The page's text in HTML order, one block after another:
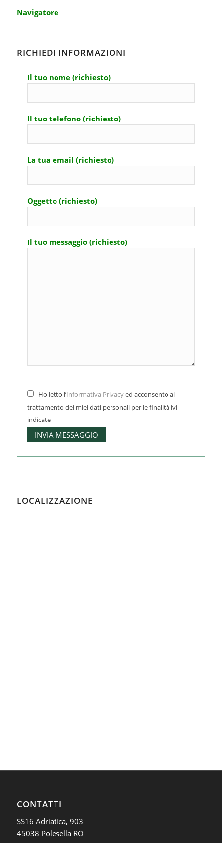
Navigatore
RICHIEDI INFORMAZIONI
Il tuo nome (richiesto)
Il tuo telefono (richiesto)
La tua email (richiesto)
Oggetto (richiesto)
Il tuo messaggio (richiesto)
Ho letto l’Informativa Privacyed acconsento al
trattamento dei miei dati personali per le finalità ivi
indicate
LOCALIZZAZIONE
CONTATTI
SS16 Adriatica, 903
45038 Polesella RO